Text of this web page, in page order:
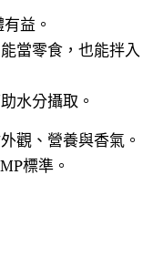
益。
當零食，也能拌入
水分攝取。
觀、營養與香氣。
標準。